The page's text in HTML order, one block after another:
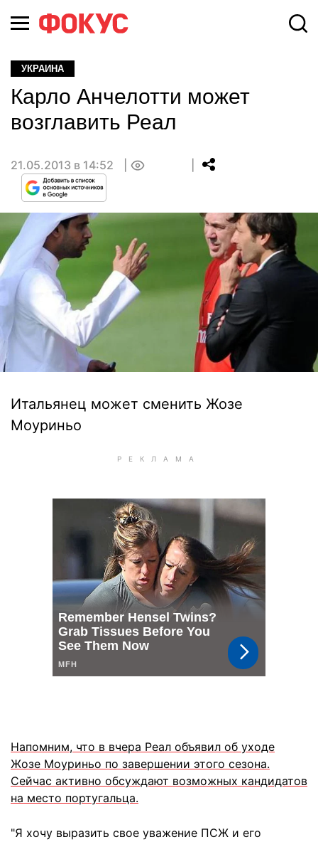
УКРАИНА
Карло Анчелотти может
возглавить Реал
21.05.2013 в 14:52
Итальянец может сменить Жозе
Моуриньо
Напомним, что в вчера Реал объявил об уходе
Жозе Моуриньо по завершении этого сезона.
Сейчас активно обсуждают возможных кандидатов
на место португальца.
"Я хочу выразить свое уважение ПСЖ и его